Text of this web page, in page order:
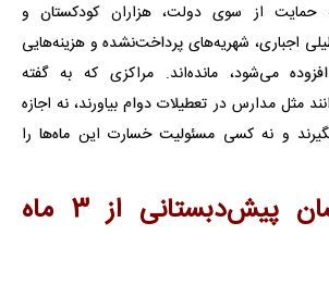
حمایت از سوی دولت، هزاران کودکستان و
اجباری، شهریه‌های پرداخت‌نشده و هزینه‌هایی
می‌شود، مانده‌اند. مراکزی که به گفته
مثل مدارس در تعطیلات دوام بیاورند، نه اجازه
بگیرند و نه کسی مسئولیت خسارت این ماه‌ها را
روایت موسسان پیش‌دبستانی از 3 ماه